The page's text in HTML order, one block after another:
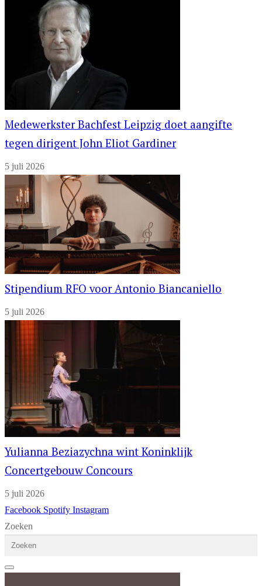
Medewerkster Bachfest Leipzig doet aangifte
tegen dirigent John Eliot Gardiner
5 juli 2026
Stipendium RFO voor Antonio Biancaniello
5 juli 2026
Yulianna Beziazychna wint Koninklijk
Concertgebouw Concours
5 juli 2026
Facebook Spotify Instagram
Zoeken